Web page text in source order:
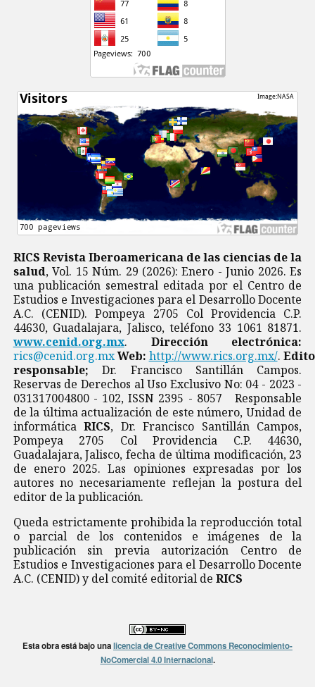
RICS Revista Iberoamericana de las ciencias de la
salud, Vol. 15 Núm. 29 (2026): Enero - Junio 2026. Es
una publicación semestral editada por el Centro de
Estudios e Investigaciones para el Desarrollo Docente
A.C. (CENID). Pompeya 2705 Col Providencia C.P.
44630, Guadalajara, Jalisco, teléfono 33 1061 81871.
www.cenid.org.mx. Dirección electrónica:
rics@cenid.org.mxWeb: http://www.rics.org.mx/.
responsable; Dr. Francisco Santillán Campos.
Reservas de Derechos al Uso Exclusivo No: 04 - 2023 -
031317004800 - 102, ISSN 2395 - 8057 Responsable
de la última actualización de este número, Unidad de
informáticaRICS, Dr. Francisco Santillán Campos,
Pompeya 2705 Col Providencia C.P. 44630,
Guadalajara, Jalisco, fecha de última modificación, 23
de enero 2025. Las opiniones expresadas por los
autores no necesariamente reflejan la postura del
editor de la publicación.
Queda estrictamente prohibida la reproducción total
o parcial de los contenidos e imágenes de la
publicación sin previa autorización Centro de
Estudios e Investigaciones para el Desarrollo Docente
A.C. (CENID) y del comité editorial de RICS
Esta obra está bajo unalicencia de Creative Commons Reconocimiento-
NoComercial 4.0 Internacional.